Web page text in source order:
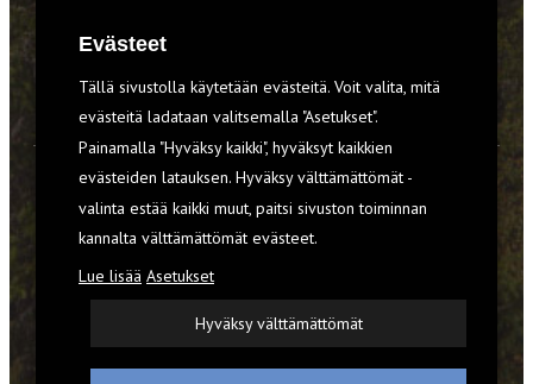
VARUSTEET
TILAA RETKI-LEHTI
YHTEYSTIEDOT
REKISTERISELOSTE
EVÄSTEET
Evästeet
Tällä sivustolla käytetään evästeitä. Voit valita, mitä
evästeitä ladataan valitsemalla "Asetukset".
Painamalla "Hyväksy kaikki", hyväksyt kaikkien
evästeiden latauksen. Hyväksy välttämättömät -
valinta estää kaikki muut, paitsi sivuston toiminnan
kannalta välttämättömät evästeet.
Lue lisää Asetukset
Hyväksy välttämättömät